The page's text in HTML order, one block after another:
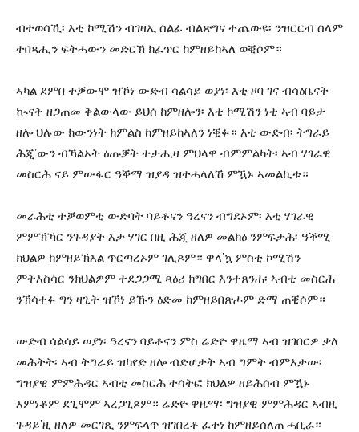
ብተወሳኺ፡ እቲ ኮሚሽን ብገዛኢ ሰልፊ ብልጽግና ተጨውዩ፡ ንዝርርብ ሰላም
ተበጻሒን ፍትሓውን መድርኽ ክፈጥር ከምዘይከኣለ ወቒሶም።
ኣካል ደምበ ተቓውሞ ዝኾነ ውድብ ሳልሳይ ወያነ፡ እቲ ዞባ ገና ብሳዕቤናት
ኲናት ዘጋጠመ ቅልውላው ይህሰ ከምዘሎን፡ እቲ ኮሚሽን ነቲ ኣብ ባይታ
ዘሎ ህሉው ክውንነት ክምልስ ከምዘይከኣለን ነቒፉ። እቲ ውድብ፡ ትግራይ
ሕጂ’ውን ብኻልኦት ዕጡቓት ተታሒዛ ምህላዋ ብምምልካት፡ ኣብ ሃገራዊ
መስርሕ ናይ ምውፋር ዓቕማ ዝያዳ ዝተሓላለኸ ምዃኑ ኣመልኪቱ።
መራሕቲ ተቓወምቲ ውድባት ባይቶናን ዓረናን ብግደኦም፡ እቲ ሃገራዊ
ምምኽኻር ንጉዳያት እታ ሃገር በዚ ሕጂ ዘለዎ መልክዕ ንምፍታሕ፡ ዓቕሚ
ክህልዎ ከምዘይኽእል ጥርጣረኦም ገሊጾም። ዋላ’ኳ ምስቲ ኮሚሽን
ምትእስሳር ንክህልዎም ተደጋጋሚ ጻዕሪ ክግበር እንተጸንሐ፡ ኣብቲ መስርሕ
ንኽሳተፉ ግን ዛጊት ዝኾነ ይኹን ዕድመ ከምዘይበጽሖም ድማ ጠቒሶም።
ውድብ ሳልሳይ ወያነ፡ ዓረናን ባይቶናን ምስ ሬድዮ ዋዜማ ኣብ ዝገበርዎ ቃለ
መሕትት፡ ኣብ ትግራይ ዝካየድ ዘሎ ብድሆታት ኣብ ግምት ብምእታው፡
ግዝያዊ ምምሕዳር ኣብቲ መስርሕ ተሳትፎ ክህልዎ ዘይሕሰብ ምዃኑ
እምነቶም ደጊሞም ኣረጋጊጾም። ሬድዮ ዋዜማ፡ ግዝያዊ ምምሕዳር ኣብዚ
ጉዳይ’ዚ ዘለዎ መርገጺ ንምፍላጥ ዝገበረቶ ፈተነ ከምዘይሰለጠ ሓቢራ።